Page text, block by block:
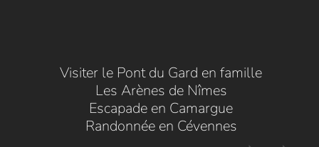
Visiter le Pont du Gard en famille
Les Arènes de Nîmes
Escapade en Camargue
Randonnée en Cévennes